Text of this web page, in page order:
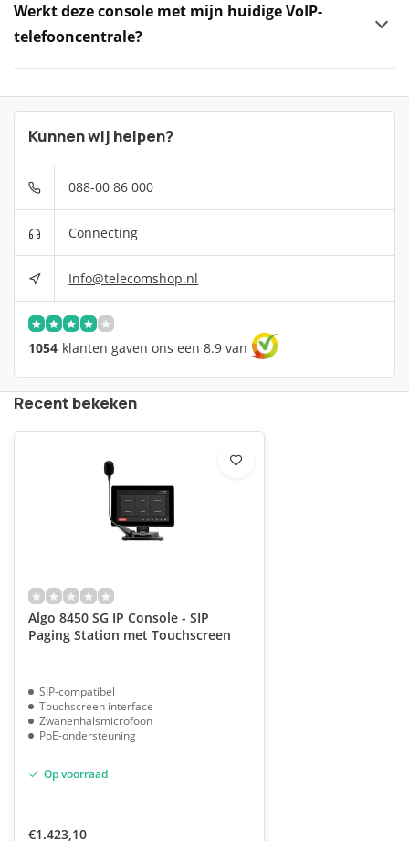
Werkt deze console met mijn huidige VoIP-
telefooncentrale?
Kunnen wij helpen?
088-00 86 000
Connecting
Info@telecomshop.nl
1054 klanten gaven ons een 8.9 van
Recent bekeken
Algo 8450 SG IP Console - SIP
Paging Station met Touchscreen
SIP-compatibel
Touchscreen interface
Zwanenhalsmicrofoon
PoE-ondersteuning
Op voorraad
€1.423,10